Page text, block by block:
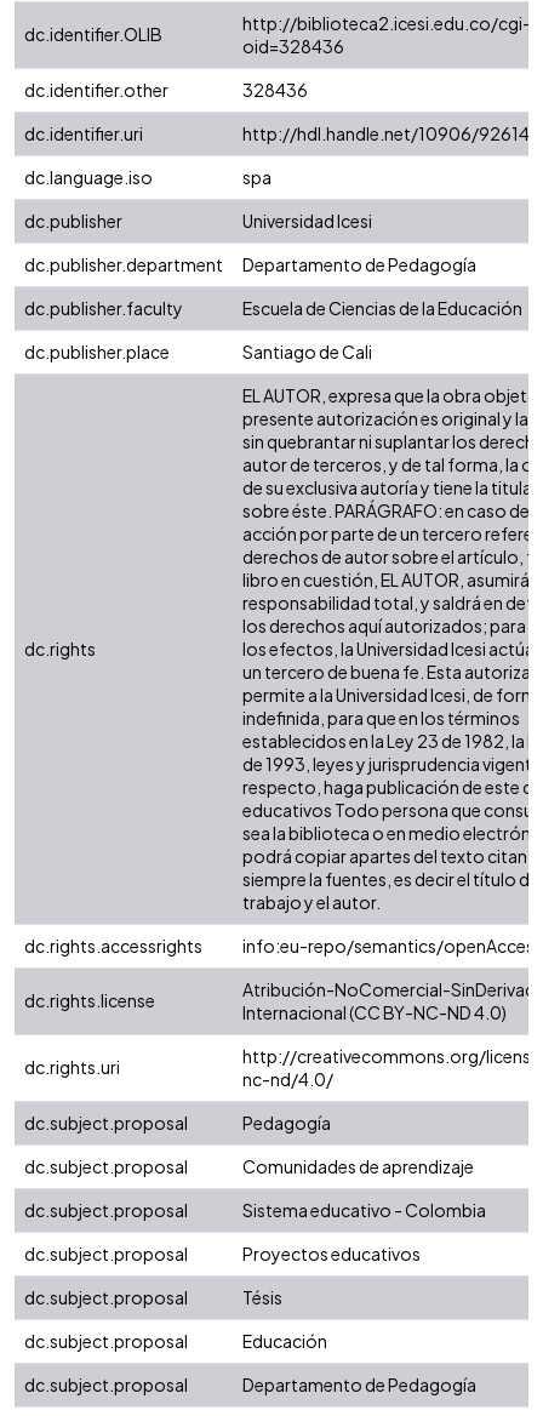
dc.identifier.OLIB
http://biblioteca2.icesi.edu.co/cgi-
oid=328436
dc.identifier.other
328436
dc.identifier.uri
http://hdl.handle.net/10906/92614
dc.language.iso
spa
dc.publisher
Universidad Icesi
dc.publisher.department
Departamento de Pedagogía
dc.publisher.faculty
Escuela de Ciencias de la Educación
dc.publisher.place
Santiago de Cali
dc.rights
EL AUTOR, expresa que la obra objeto
presente autorización es original y la
sin quebrantar ni suplantar los
autor de terceros, y de tal forma, la
de su exclusiva autoría y tiene la
sobre éste. PARÁGRAFO: en caso de
acción por parte de un tercero
derechos de autor sobre el artículo,
libro en cuestión, EL AUTOR, asumirá
responsabilidad total, y saldrá en
los derechos aquí autorizados; para
los efectos, la Universidad Icesi actúa
un tercero de buena fe. Esta
permite a la Universidad Icesi, de
indefinida, para que en los términos
establecidos en la Ley 23 de 1982, la
de 1993, leyes y jurisprudencia
respecto, haga publicación de este
educativos Todo persona que
sea la biblioteca o en medio
podrá copiar apartes del texto
siempre la fuentes, es decir el título del
trabajo y el autor.
dc.rights.accessrights
info:eu-repo/semantics/openAccess
dc.rights.license
Atribución-NoComercial-
Internacional (CC BY-NC-ND 4.0)
dc.rights.uri
http://creativecommons.org/
nc-nd/4.0/
dc.subject.proposal
Pedagogía
dc.subject.proposal
Comunidades de aprendizaje
dc.subject.proposal
Sistema educativo - Colombia
dc.subject.proposal
Proyectos educativos
dc.subject.proposal
Tésis
dc.subject.proposal
Educación
dc.subject.proposal
Departamento de Pedagogía